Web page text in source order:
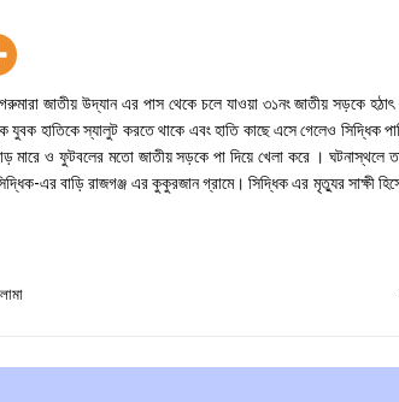
জাতীয় উদ্যান এর পাস থেকে চলে যাওয়া ৩১নং জাতীয় সড়কে
হাতিকে স্যালুট করতে থাকে এবং হাতি কাছে এসে গেলেও সিদ্ধিক
মারে ও ফুটবলের মতো জাতীয় সড়কে পা দিয়ে খেলা করে । ঘটনাস্থলে
এর বাড়ি রাজগঞ্জ এর কুকুরজান গ্রামে। সিদ্ধিক এর মৃত্যুর সাক্ষী